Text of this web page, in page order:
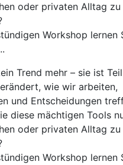
oder privaten Alltag zu
Workshop lernen
Trend mehr – sie ist
wie wir arbeiten,
und Entscheidungen
diese mächtigen Tools
oder privaten Alltag zu
Workshop lernen